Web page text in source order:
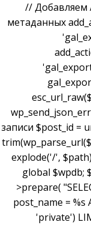
// Добавляем
метаданных
записи $post_id =
explode('/',
global $wpdb;
>prepare(
post_name =
'private')